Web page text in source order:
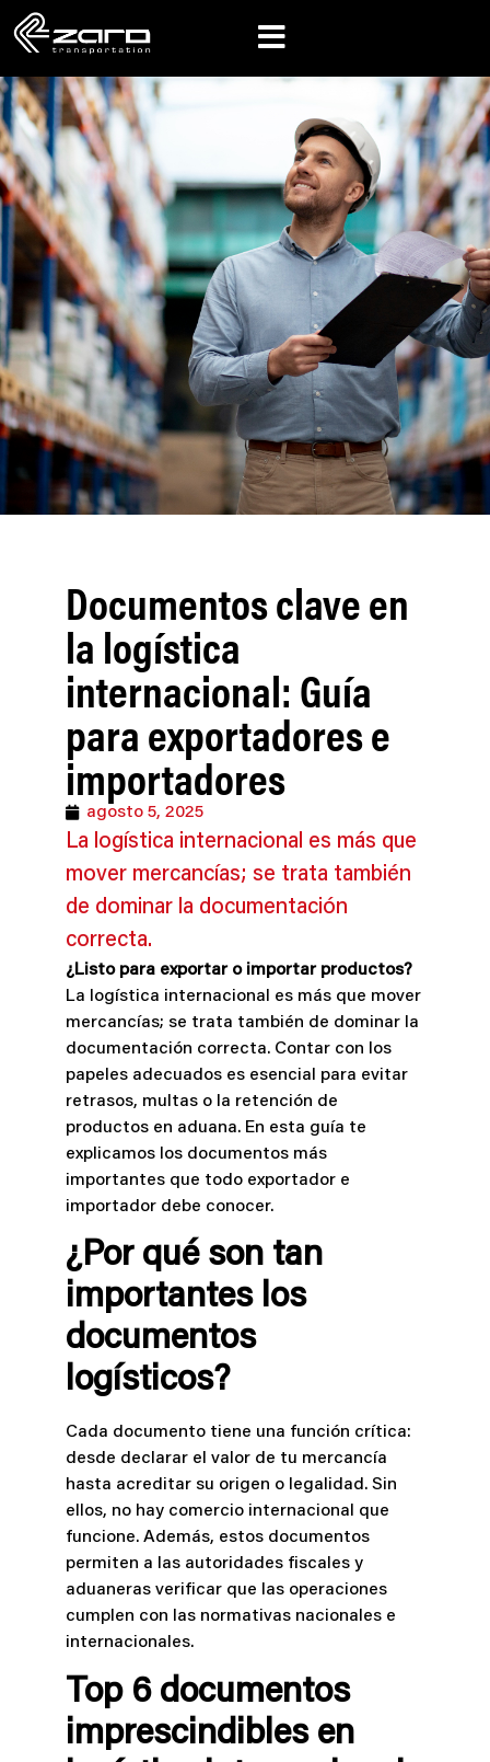
Documentos clave en
la logística
internacional: Guía
para exportadores e
importadores
agosto 5, 2025
La logística internacional es más que
mover mercancías; se trata también
de dominar la documentación
correcta.
¿Listo para exportar o importar productos?
La logística internacional es más que mover
mercancías; se trata también de dominar la
documentación correcta. Contar con los
papeles adecuados es esencial para evitar
retrasos, multas o la retención de
productos en aduana. En esta guía te
explicamos los documentos más
importantes que todo exportador e
importador debe conocer.
¿Por qué son tan
importantes los
documentos
logísticos?
Cada documento tiene una función crítica:
desde declarar el valor de tu mercancía
hasta acreditar su origen o legalidad. Sin
ellos, no hay comercio internacional que
funcione. Además, estos documentos
permiten a las autoridades fiscales y
aduaneras verificar que las operaciones
cumplen con las normativas nacionales e
internacionales.
Top 6 documentos
imprescindibles en